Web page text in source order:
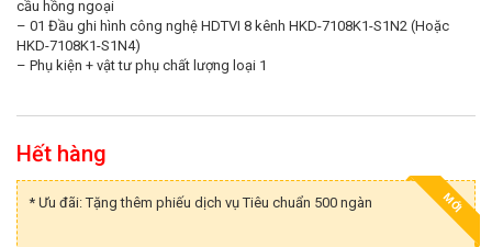
cầu hồng ngoại
– 01 Đầu ghi hình công nghệ HDTVI 8 kênh HKD-7108K1-S1N2 (Hoặc
HKD-7108K1-S1N4)
– Phụ kiện + vật tư phụ chất lượng loại 1
Hết hàng
MỚI
* Ưu đãi: Tặng thêm phiếu dịch vụ Tiêu chuẩn 500 ngàn